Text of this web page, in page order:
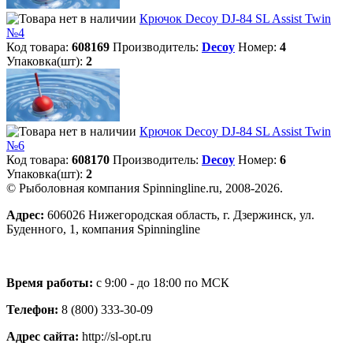
Крючок Decoy DJ-84 SL Assist Twin
№4
Код товара: 608169 Производитель: Decoy Номер: 4
Упаковка(шт): 2
Крючок Decoy DJ-84 SL Assist Twin
№6
Код товара: 608170 Производитель: Decoy Номер: 6
Упаковка(шт): 2
© Рыболовная компания Spinningline.ru, 2008-2026.
Адрес: 606026 Нижегородская область, г. Дзержинск, ул.
Буденного, 1, компания Spinningline
Время работы: с 9:00 - до 18:00 по МСК
Телефон: 8 (800) 333-30-09
Адрес сайта: http://sl-opt.ru